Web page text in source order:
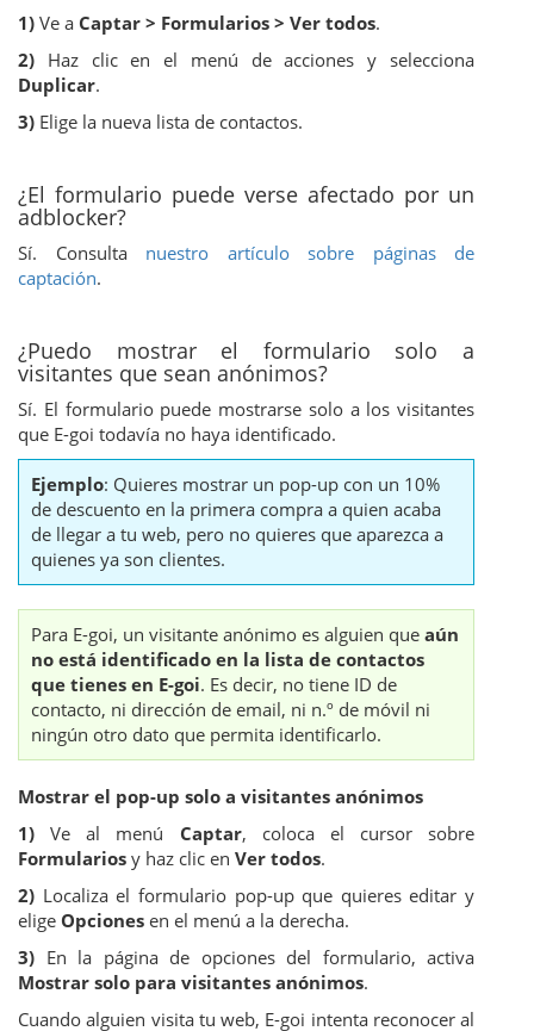
1) Ve a Captar > Formularios > Ver todos.
2) Haz clic en el menú de acciones y selecciona
Duplicar.
3) Elige la nueva lista de contactos.
¿El formulario puede verse afectado por un
adblocker?
Sí. Consulta nuestro artículo sobre páginas de
captación.
¿Puedo mostrar el formulario solo a
visitantes que sean anónimos?
Sí. El formulario puede mostrarse solo a los visitantes
que E-goi todavía no haya identificado.
Ejemplo: Quieres mostrar un pop-up con un 10%
de descuento en la primera compra a quien acaba
de llegar a tu web, pero no quieres que aparezca a
quienes ya son clientes.
Para E-goi, un visitante anónimo es alguien que aún
no está identificado en la lista de contactos
que tienes en E-goi. Es decir, no tiene ID de
contacto, ni dirección de email, ni n.º de móvil ni
ningún otro dato que permita identificarlo.
Mostrar el pop-up solo a visitantes anónimos
1)Ve al menú Captar, coloca el cursor sobre
Formularios y haz clic en Ver todos.
2) Localiza el formulario pop-up que quieres editar y
elige Opciones en el menú a la derecha.
3) En la página de opciones del formulario, activa
Mostrar solo para visitantes anónimos.
Cuando alguien visita tu web, E-goi intenta reconocer al